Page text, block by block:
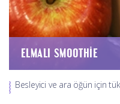
ELMALI SMOOTHIE
Besleyici ve ara öğün için